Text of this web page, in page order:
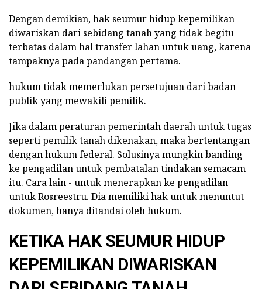
Dengan demikian, hak seumur hidup kepemilikan
diwariskan dari sebidang tanah yang tidak begitu
terbatas dalam hal transfer lahan untuk uang, karena
tampaknya pada pandangan pertama.
hukum tidak memerlukan persetujuan dari badan
publik yang mewakili pemilik.
Jika dalam peraturan pemerintah daerah untuk tugas
seperti pemilik tanah dikenakan, maka bertentangan
dengan hukum federal. Solusinya mungkin banding
ke pengadilan untuk pembatalan tindakan semacam
itu. Cara lain - untuk menerapkan ke pengadilan
untuk Rosreestru. Dia memiliki hak untuk menuntut
dokumen, hanya ditandai oleh hukum.
KETIKA HAK SEUMUR HIDUP
KEPEMILIKAN DIWARISKAN